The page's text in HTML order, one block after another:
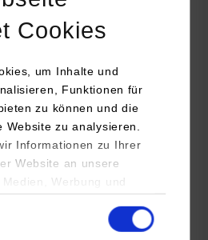
Cookies
um Inhalte und
Funktionen für
zu können und die
zu analysieren.
Informationen zu Ihrer
Website an unsere
Werbung und
führen diese
Betriebswirtschaftslehre